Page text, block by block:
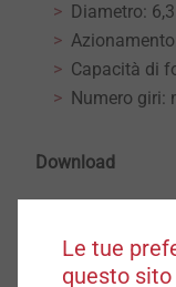
Diametro:
Capacità di
Numero giri:
Download
Italiano
Inglese
Le tue
questo